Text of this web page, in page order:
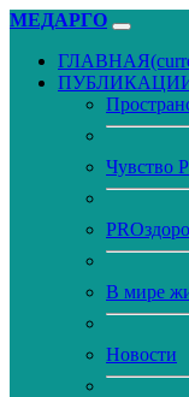
МЕДАРГО
ГЛАВНАЯ
Чувство
В мире
Новости